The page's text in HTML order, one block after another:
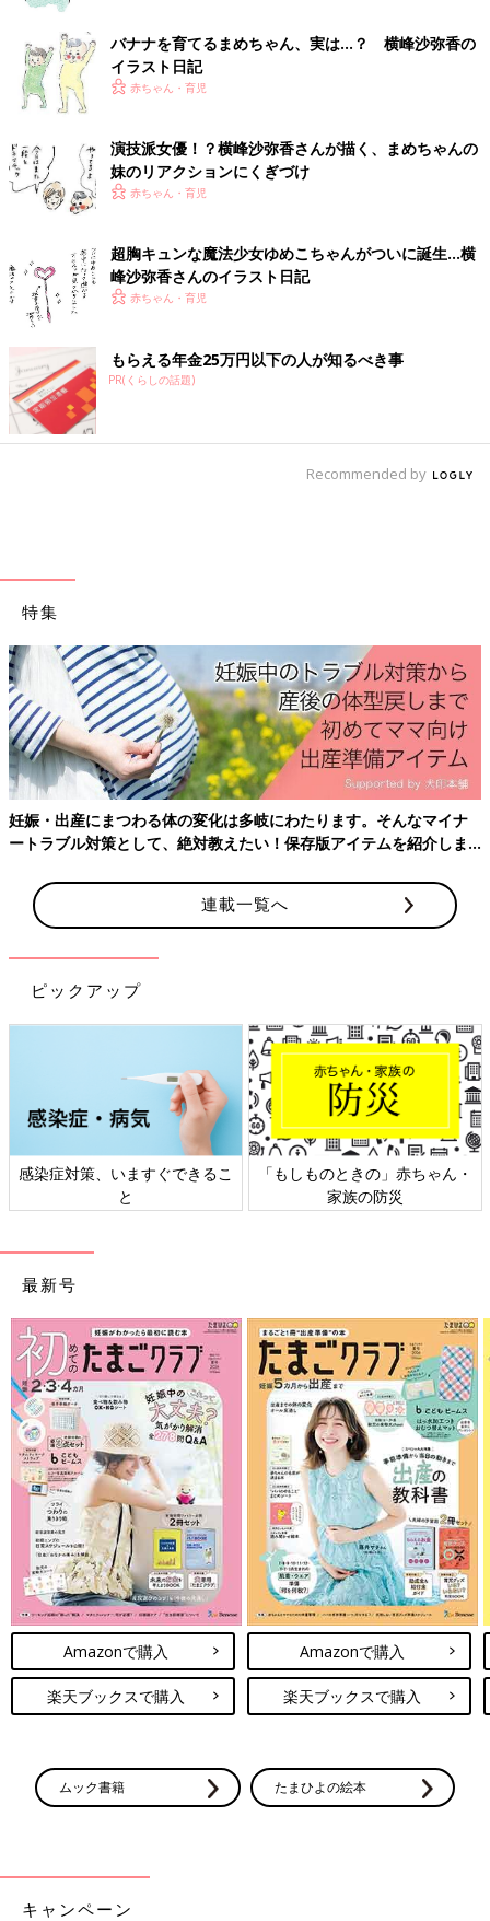
バナナを育てるまめちゃん、実は…？ 横峰沙弥香の
イラスト日記
赤ちゃん・育児
演技派女優！？横峰沙弥香さんが描く、まめちゃんの
妹のリアクションにくぎづけ
赤ちゃん・育児
超胸キュンな魔法少女ゆめこちゃんがついに誕生…横
峰沙弥香さんのイラスト日記
赤ちゃん・育児
もらえる年金25万円以下の人が知るべき事
PR(くらしの話題)
Recommended by
特集
妊娠・出産にまつわる体の変化は多岐にわたります。そんなマイナ
ートラブル対策として、絶対教えたい！保存版アイテムを紹介しま
連載一覧へ
ピックアップ
感染症対策、いますぐできるこ
と
「もしものときの」赤ちゃん・
家族の防災
最新号
Amazonで購入
楽天ブックスで購入
Amazonで購入
楽天ブックスで購入
ムック書籍 たまひよの絵本
キャンペーン